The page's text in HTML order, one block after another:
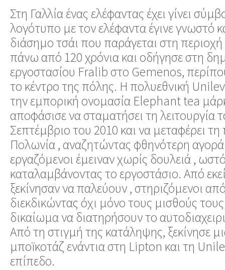
Στη Γαλλία ένας ελέφαντας έχει γίνει
λογότυπο με τον ελέφαντα έγινε γνωστό
διάσημο τσάι που παράγεται στη
πάνω από 120 χρόνια και οδήγησε στη
εργοστασίου Fralib στο Gemenos,
το κέντρο της πόλης. Η πολυεθνική
την εμπορική ονομασία Elephant tea
αποφάσισε να σταματήσει τη λειτουργία
Σεπτέμβριο του 2010 και να μεταφέρει
Πολωνία , αναζητώντας φθηνότερη αγορά
εργαζόμενοι έμειναν χωρίς δουλειά ,
καταλαμβάνοντας το εργοστάσιο. Από
ξεκίνησαν να παλεύουν , στηριζόμενοι
διεκδικώντας όχι μόνο τους μισθούς
δικαίωμα να διατηρήσουν το
Από τη στιγμή της κατάληψης, ξεκίνησε
μποϊκοτάζ ενάντια στη Lipton και τη
επίπεδο.